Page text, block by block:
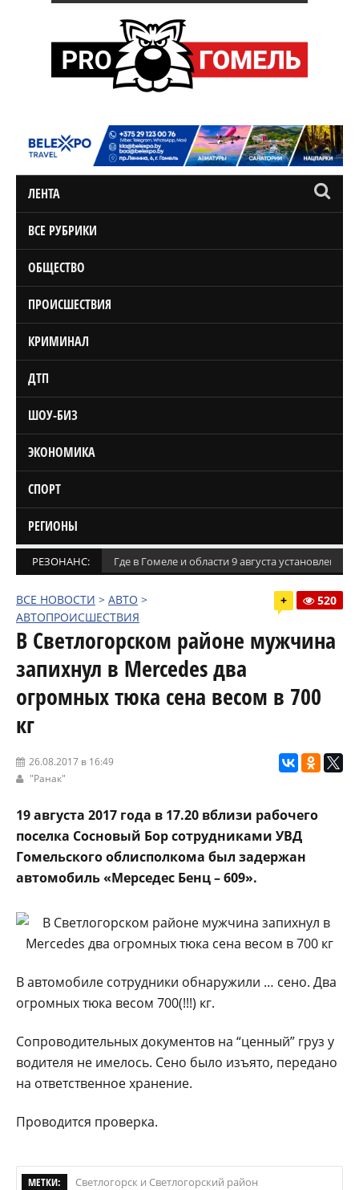
ЛЕНТА
ВСЕ РУБРИКИ
ОБЩЕСТВО
ПРОИСШЕСТВИЯ
КРИМИНАЛ
ДТП
ШОУ-БИЗ
ЭКОНОМИКА
СПОРТ
РЕГИОНЫ
РЕЗОНАНС: Где в Гомеле и области 9 августа установлены
ВСЕ НОВОСТИ > АВТО >
АВТОПРОИСШЕСТВИЯ
+ 520
В Светлогорском районе мужчина
запихнул в Mercedes два
огромных тюка сена весом в 700
кг
26.08.2017 в 16:49
"Ранак"
19 августа 2017 года в 17.20 вблизи рабочего
поселка Сосновый Бор сотрудниками УВД
Гомельского облисполкома был задержан
автомобиль «Мерседес Бенц – 609».
В автомобиле сотрудники обнаружили … сено. Два
огромных тюка весом 700(!!!) кг.
Сопроводительных документов на “ценный” груз у
водителя не имелось. Сено было изъято, передано
на ответственное хранение.
Проводится проверка.
МЕТКИ: Светлогорск и Светлогорский район